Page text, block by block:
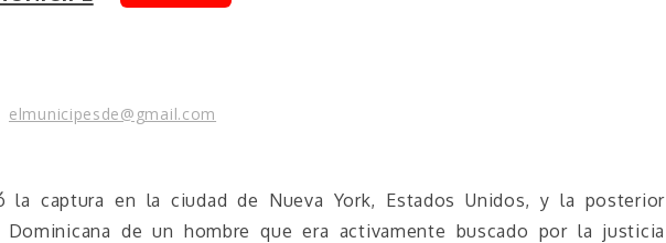
elmunicipesde@gmail.com
la captura en la ciudad de Nueva York, Estados Unidos, y la posterior
de un hombre que era activamente buscado por la justicia